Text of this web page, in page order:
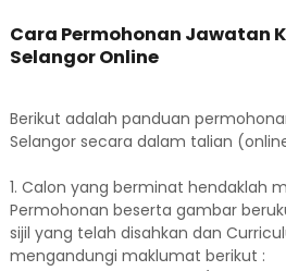
Cara Permohonan Jawatan
Selangor Online
Berikut adalah panduan
Selangor secara dalam talian
1. Calon yang berminat hendaklah
Permohonan beserta gambar
sijil yang telah disahkan dan
mengandungi maklumat berikut :